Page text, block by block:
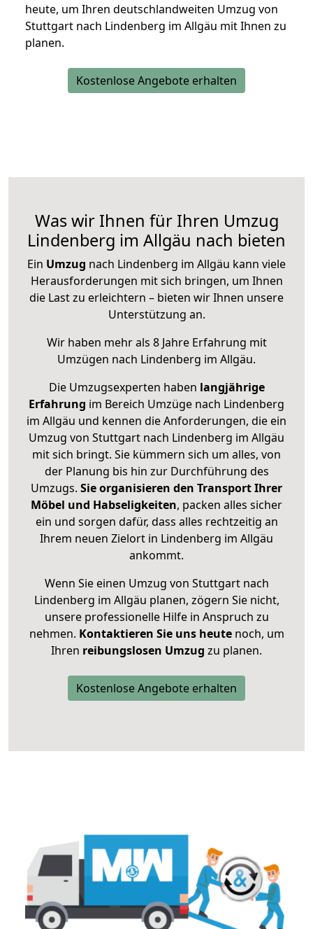
heute, um Ihren deutschlandweiten Umzug von
Stuttgart nach Lindenberg im Allgäu mit Ihnen zu
planen.
Kostenlose Angebote erhalten
Was wir Ihnen für Ihren Umzug
Lindenberg im Allgäu nach bieten
Ein Umzug nach Lindenberg im Allgäu kann viele
Herausforderungen mit sich bringen, um Ihnen
die Last zu erleichtern – bieten wir Ihnen unsere
Unterstützung an.
Wir haben mehr als 8 Jahre Erfahrung mit
Umzügen nach Lindenberg im Allgäu.
Die Umzugsexperten haben langjährige
Erfahrung im Bereich Umzüge nach Lindenberg
im Allgäu und kennen die Anforderungen, die ein
Umzug von Stuttgart nach Lindenberg im Allgäu
mit sich bringt. Sie kümmern sich um alles, von
der Planung bis hin zur Durchführung des
Umzugs. Sie organisieren den Transport Ihrer
Möbel und Habseligkeiten, packen alles sicher
ein und sorgen dafür, dass alles rechtzeitig an
Ihrem neuen Zielort in Lindenberg im Allgäu
ankommt.
Wenn Sie einen Umzug von Stuttgart nach
Lindenberg im Allgäu planen, zögern Sie nicht,
unsere professionelle Hilfe in Anspruch zu
nehmen. Kontaktieren Sie uns heutenoch, um
Ihren reibungslosen Umzug zu planen.
Kostenlose Angebote erhalten